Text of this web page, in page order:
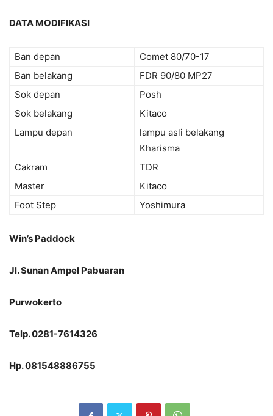
DATA MODIFIKASI
Ban depan
Comet 80/70-17
Ban belakang
FDR 90/80 MP27
Sok depan
Posh
Sok belakang
Kitaco
Lampu depan
lampu asli belakang
Kharisma
Cakram
TDR
Master
Kitaco
Foot Step
Yoshimura
Win’s Paddock
Jl. Sunan Ampel Pabuaran
Purwokerto
Telp. 0281-7614326
Hp. 081548886755